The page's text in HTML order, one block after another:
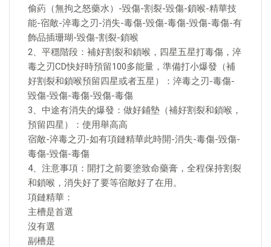
偷葯（無拘之怒藥水）-毀傷-割裂-毀傷-鎖喉-精華技
能-宿敵-淬毒之刃-消失-毒傷-毀傷-毒傷-毀傷-毒傷-有
飾品插珊瑚-毀傷-割裂-鎖喉
2、平穩階段：補好割裂和鎖喉，四星五星打毒傷，淬
毒之刃CD快好時預留100多能量，準備打小爆發（補
好割裂和鎖喉預留四星或者五星）：淬毒之刃-毒傷-
毀傷-毀傷-毒傷-毀傷-毒傷
3、中途有消失的爆發：做好鋪墊（補好割裂和鎖喉，
預留四星）：使用舉高高
宿敵-淬毒之刃-如有項鏈精華此時開-消失-毒傷-毀傷-
毒傷-毀傷-毒傷
4、注意事項：開打之前要塗致命藥膏，全程保持割裂
和鎖喉，消失好了要等宿敵好了在用。
項鏈精華：
主槽是首選
沒有選
副槽是